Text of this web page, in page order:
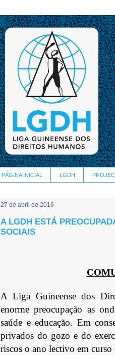
PÁGINA INICIAL LGDH
27 de abril de 2016
A LGDH ESTÁ
SOCIAIS
A Liga Guineense dos
enorme preocupação as
saúde e educação. Em
privados do gozo e do
riscos o ano lectivo em